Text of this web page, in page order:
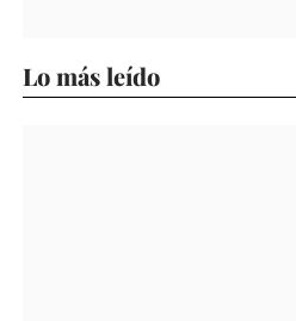
Lo más leído